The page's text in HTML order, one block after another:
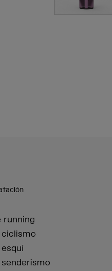
running
ciclismo